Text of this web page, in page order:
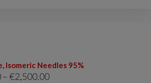
Isomeric Needles 95%
–€2,500.00Price